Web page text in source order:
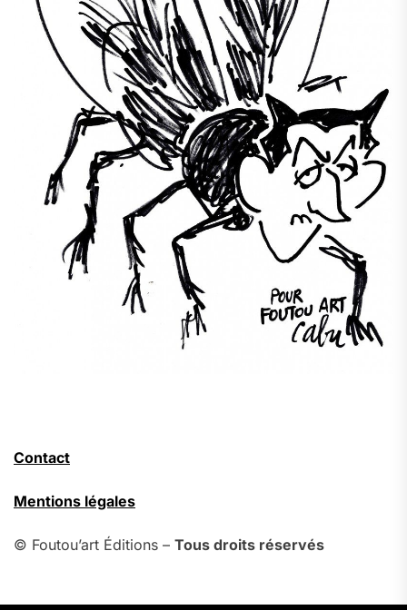
Contact
Mentions légales
© Foutou’art Éditions – Tous droits réservés